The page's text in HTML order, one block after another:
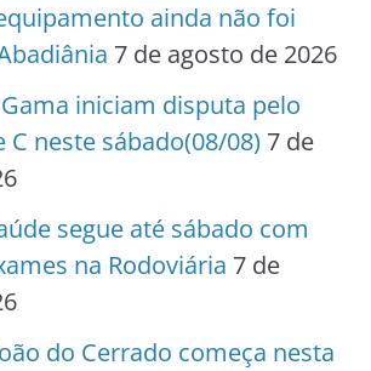
ainda não foi
7 de agosto de 2026
Gama iniciam disputa pelo
C neste sábado(08/08) 7 de
segue até sábado com
na Rodoviária 7 de
do Cerrado começa nesta